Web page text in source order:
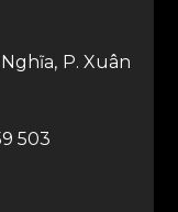
P. Xuân
503